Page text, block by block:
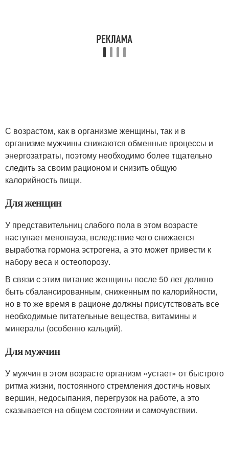
С возрастом, как в организме женщины, так и в
организме мужчины снижаются обменные процессы и
энергозатраты, поэтому необходимо более тщательно
следить за своим рационом и снизить общую
калорийность пищи.
Для женщин
У представительниц слабого пола в этом возрасте
наступает менопауза, вследствие чего снижается
выработка гормона эстрогена, а это может привести к
набору веса и остеопорозу.
В связи с этим питание женщины после 50 лет должно
быть сбалансированным, сниженным по калорийности,
но в то же время в рационе должны присутствовать все
необходимые питательные вещества, витамины и
минералы (особенно кальций).
Для мужчин
У мужчин в этом возрасте организм «устает» от быстрого
ритма жизни, постоянного стремления достичь новых
вершин, недосыпания, перегрузок на работе, а это
сказывается на общем состоянии и самочувствии.